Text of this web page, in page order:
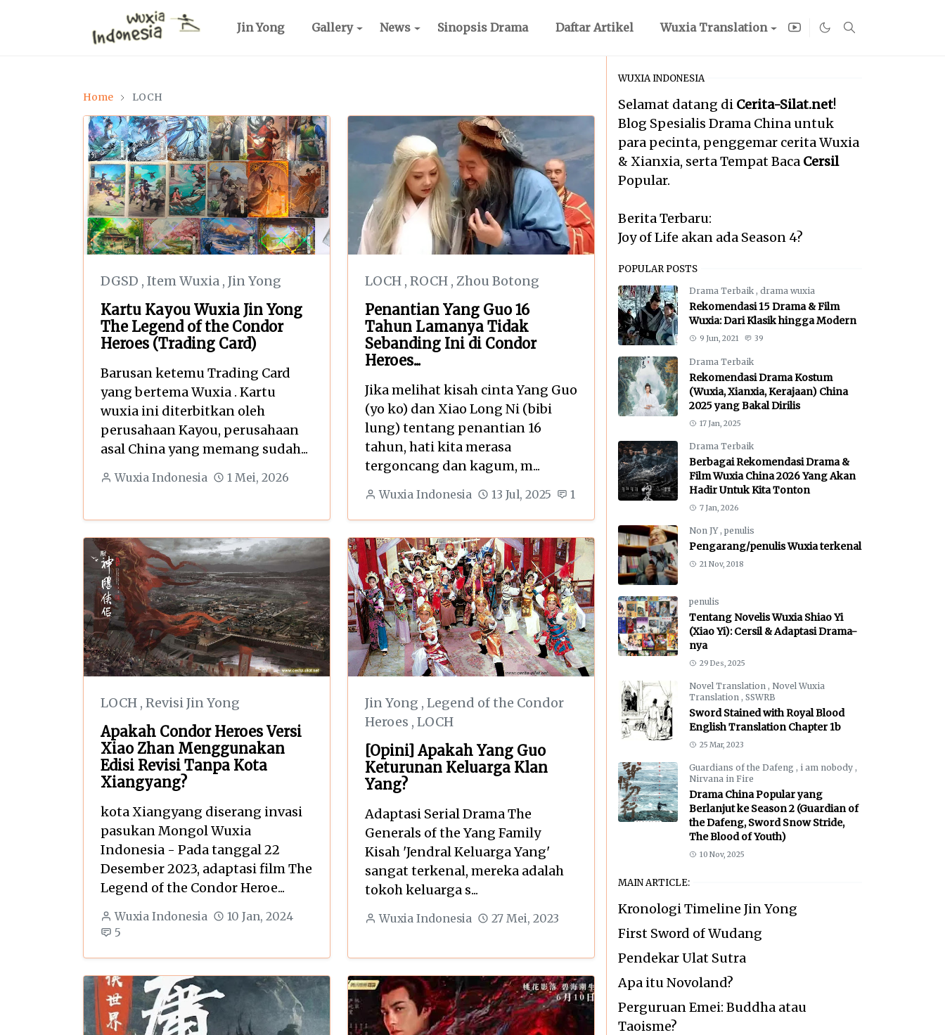
Jin Yong Gallery News Sinopsis Drama Daftar Artikel Wuxia Translation
Home LOCH
DGSD , Item Wuxia , Jin Yong
Kartu Kayou Wuxia Jin Yong
The Legend of the Condor
Heroes (Trading Card)
Barusan ketemu Trading Card
yang bertema Wuxia . Kartu
wuxia ini diterbitkan oleh
perusahaan Kayou, perusahaan
asal China yang memang sudah...
Wuxia Indonesia 1 Mei, 2026
LOCH , ROCH , Zhou Botong
Penantian Yang Guo 16
Tahun Lamanya Tidak
Sebanding Ini di Condor
Heroes...
Jika melihat kisah cinta Yang Guo
(yo ko) dan Xiao Long Ni (bibi
lung) tentang penantian 16
tahun, hati kita merasa
tergoncang dan kagum, m...
Wuxia Indonesia 13 Jul, 2025 1
LOCH , Revisi Jin Yong
Apakah Condor Heroes Versi
Xiao Zhan Menggunakan
Edisi Revisi Tanpa Kota
Xiangyang?
kota Xiangyang diserang invasi
pasukan Mongol Wuxia
Indonesia - Pada tanggal 22
Desember 2023, adaptasi film The
Legend of the Condor Heroe...
Wuxia Indonesia
10 Jan, 2024
5
Jin Yong , Legend of the Condor
Heroes , LOCH
[Opini] Apakah Yang Guo
Keturunan Keluarga Klan
Yang?
Adaptasi Serial Drama The
Generals of the Yang Family
Kisah 'Jendral Keluarga Yang'
sangat terkenal, mereka adalah
tokoh keluarga s...
Wuxia Indonesia 27 Mei, 2023
WUXIA INDONESIA
Selamat datang di Cerita-Silat.net!
Blog Spesialis Drama China untuk
para pecinta, penggemar cerita Wuxia
& Xianxia, serta Tempat Baca Cersil
Popular.
Berita Terbaru:
Joy of Life akan ada Season 4?
POPULAR POSTS
Drama Terbaik , drama wuxia
Rekomendasi 15 Drama & Film
Wuxia: Dari Klasik hingga Modern
9 Jun, 2021 39
Drama Terbaik
Rekomendasi Drama Kostum
(Wuxia, Xianxia, Kerajaan) China
2025 yang Bakal Dirilis
17 Jan, 2025
Drama Terbaik
Berbagai Rekomendasi Drama &
Film Wuxia China 2026 Yang Akan
Hadir Untuk Kita Tonton
7 Jan, 2026
Non JY , penulis
Pengarang/penulis Wuxia terkenal
21 Nov, 2018
penulis
Tentang Novelis Wuxia Shiao Yi
(Xiao Yi): Cersil & Adaptasi Drama-
nya
29 Des, 2025
Novel Translation , Novel Wuxia
Translation , SSWRB
Sword Stained with Royal Blood
English Translation Chapter 1b
25 Mar, 2023
Guardians of the Dafeng , i am nobody ,
Nirvana in Fire
Drama China Popular yang
Berlanjut ke Season 2 (Guardian of
the Dafeng, Sword Snow Stride,
The Blood of Youth)
10 Nov, 2025
MAIN ARTICLE:
Kronologi Timeline Jin Yong
First Sword of Wudang
Pendekar Ulat Sutra
Apa itu Novoland?
Perguruan Emei: Buddha atau
Taoisme?